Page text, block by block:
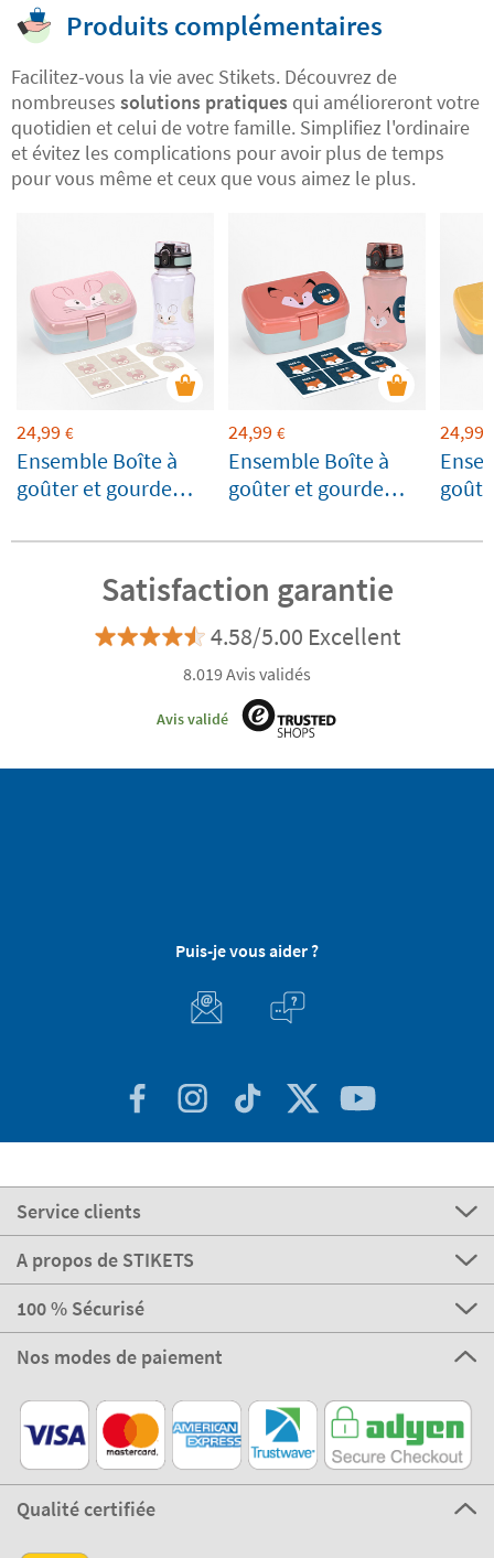
Produits complémentaires
Facilitez-vous la vie avec Stikets. Découvrez de
nombreuses solutions pratiques qui amélioreront votre
quotidien et celui de votre famille. Simplifiez l'ordinaire
et évitez les complications pour avoir plus de temps
pour vous même et ceux que vous aimez le plus.
24,99 €
Ensemble Boîte à
goûter et gourde
Chinchilla
24,99 €
Ensemble Boîte à
goûter et gourde
Renard
personnalisée
24,99
Satisfaction garantie
4.58/5.00 Excellent
8.019 Avis validés
Avis validé
Puis-je vous aider ?
Service clients
A propos de STIKETS
100 % Sécurisé
Nos modes de paiement
Qualité certifiée